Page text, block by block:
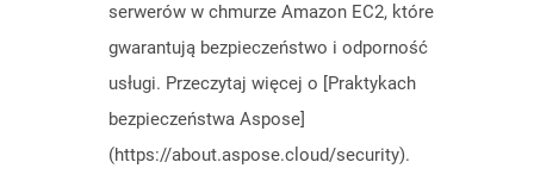
serwerów w chmurze Amazon EC2, które
gwarantują bezpieczeństwo i odporność
usługi. Przeczytaj więcej o [Praktykach
bezpieczeństwa Aspose]
(https://about.aspose.cloud/security).